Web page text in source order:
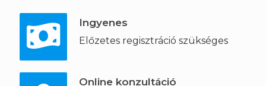
Ingyenes
Előzetes regisztráció szükséges
Online konzultáció